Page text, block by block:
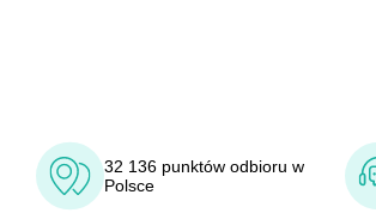
32 136 punktów odbioru w
Polsce